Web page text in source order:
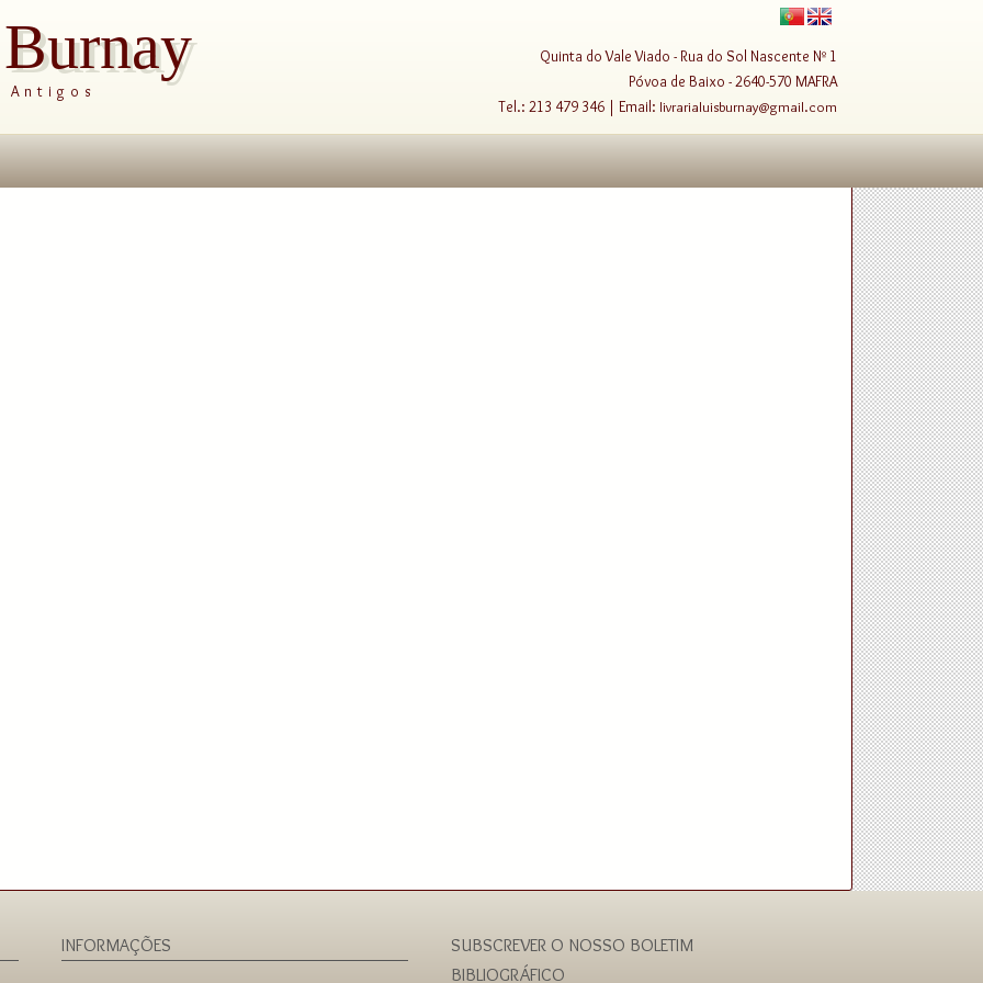
Antigos
Quinta do Vale Viado - Rua do Sol Nascente Nº 1
Póvoa de Baixo - 2640-570 MAFRA
Tel.: 213 479 346 | Email: livrarialuisburnay@gmail.com
INFORMAÇÕES
SUBSCREVER O NOSSO BOLETIM
BIBLIOGRÁFICO